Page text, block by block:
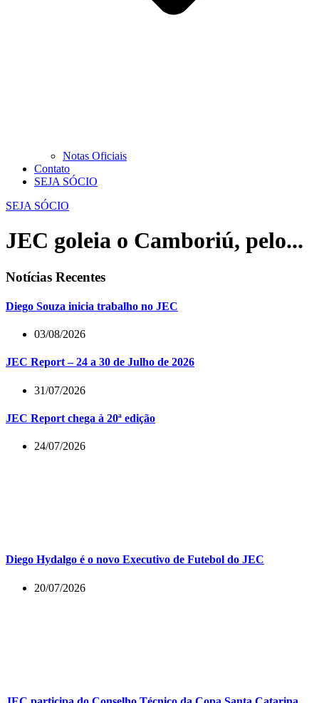
Notas Oficiais
Contato
SEJA SÓCIO
SEJA SÓCIO
JEC goleia o Camboriú, pelo...
Notícias Recentes
Diego Souza inicia trabalho no JEC
03/08/2026
JEC Report – 24 a 30 de Julho de 2026
31/07/2026
JEC Report chega à 20ª edição
24/07/2026
Diego Hydalgo é o novo Executivo de Futebol do JEC
20/07/2026